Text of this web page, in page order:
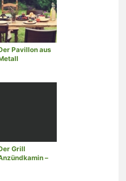
Pavillon aus
Grill
–